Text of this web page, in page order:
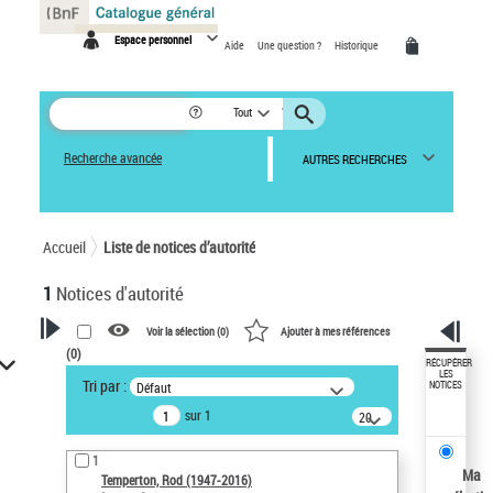
Espace personnel Aide Une question ? Historique
Tout
Recherche avancée AUTRES RECHERCHES
Accueil Liste de notices d’autorité
1 Notices d'autorité
VOTRE RECHERCHE
Recherche avancée dans les
notices d’autorité
Œuvres liées à l'auteur :
Temperton, Rod (1947-2016)
Voir la sélection (0) Ajouter à mes références
(0)
Tri par : Défaut
sur 1
20
résultats/page
1
Temperton, Rod (1947-2016)
RÉCUPÉRER
LES
NOTICES
Ma
Panneau de gestion des cookies